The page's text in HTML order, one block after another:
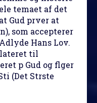
temaet af det
Gud prver at
som accepterer
Hans Lov.
til
p Gud og flger
(Det Strste